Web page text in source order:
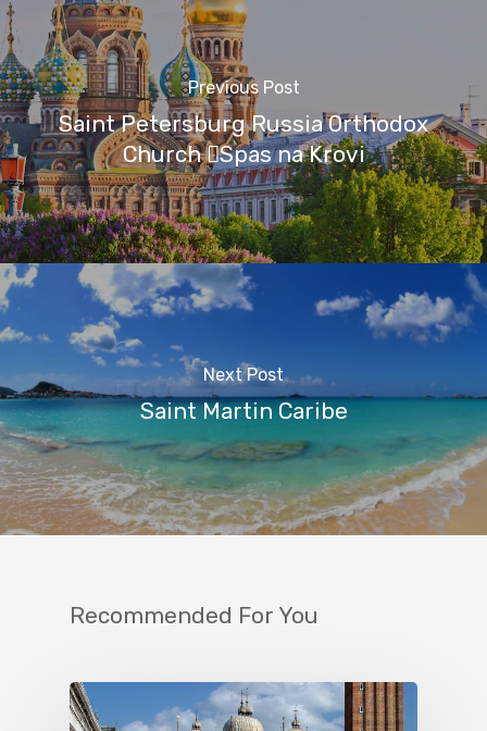
Previous Post
Saint Petersburg Russia Orthodox
Church Spas na Krovi
Next Post
Saint Martin Caribe
Recommended For You